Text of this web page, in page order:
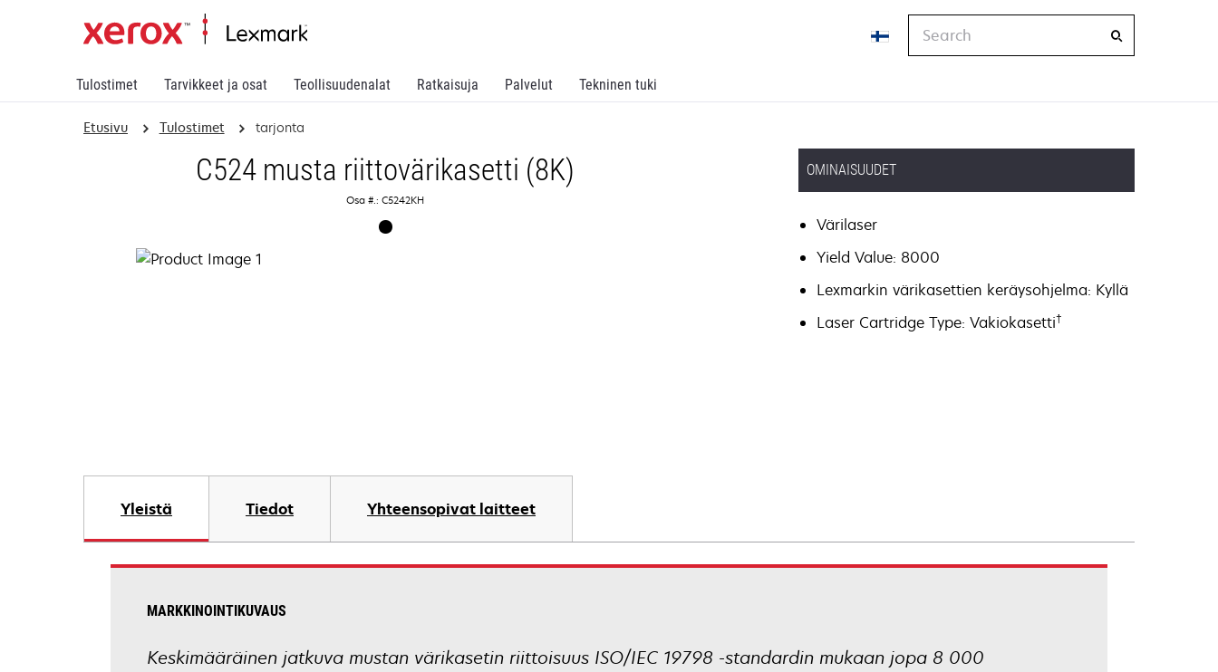
Tulostimet Tarvikkeet ja osat Teollisuudenalat Ratkaisuja Palvelut Tekninen tuki
Etusivu Tulostimet tarjonta
C524 musta riittovärikasetti (8K)
Osa #.: C5242KH
OMINAISUUDET
Värilaser
Yield Value: 8000
Lexmarkin värikasettien keräysohjelma: Kyllä
Laser Cartridge Type: Vakiokasetti†
Yleistä Tiedot Yhteensopivat laitteet
MARKKINOINTIKUVAUS
Keskimääräinen jatkuva mustan värikasetin riittoisuus ISO/IEC 19798 -standardin mukaan jopa 8 000